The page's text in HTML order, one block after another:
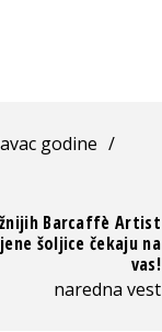
godine /
Barcaffè Artist
šoljice čekaju na
vas!
naredna vest